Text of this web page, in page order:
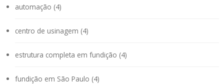
automação (4)
centro de usinagem (4)
estrutura completa em fundição (4)
fundição em São Paulo (4)